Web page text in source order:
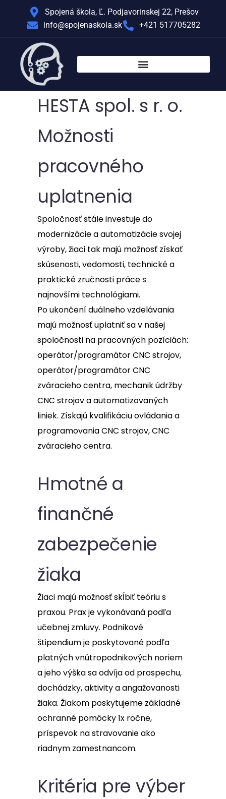
Spojená škola, Ľ. Podjavorinskej 22, Prešov
info@spojenaskola.sk
+421 517705282
HESTA spol. s r. o.
Možnosti
pracovného
uplatnenia
Spoločnosť stále investuje do
modernizácie a automatizácie svojej
výroby, žiaci tak majú možnosť získať
skúsenosti, vedomosti, technické a
praktické zručnosti práce s
najnovšími technológiami.
Po ukončení duálneho vzdelávania
majú možnosť uplatniť sa v našej
spoločnosti na pracovných pozíciách:
operátor/programátor CNC strojov,
operátor/programátor CNC
zváracieho centra, mechanik údržby
CNC strojov a automatizovaných
liniek. Získajú kvalifikáciu ovládania a
programovania CNC strojov, CNC
zváracieho centra.
Hmotné a
finančné
zabezpečenie
žiaka
Žiaci majú možnosť skĺbiť teóriu s
praxou. Prax je vykonávaná podľa
učebnej zmluvy. Podnikové
štipendium je poskytované podľa
platných vnútropodnikových noriem
a jeho výška sa odvíja od prospechu,
dochádzky, aktivity a angažovanosti
žiaka. Žiakom poskytujeme základné
ochranné pomôcky 1x ročne,
príspevok na stravovanie ako
riadnym zamestnancom.
Kritéria pre výber